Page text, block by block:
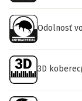
Odolnosť
3D koberec